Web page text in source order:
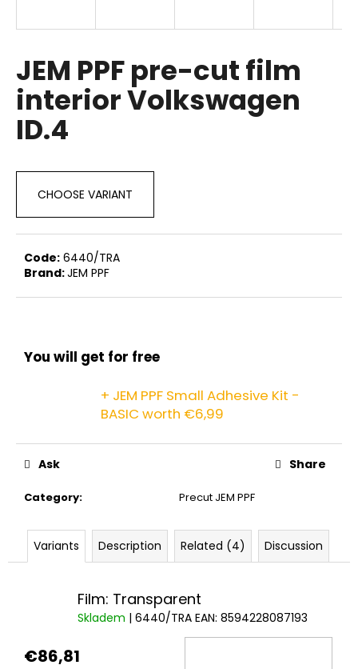
JEM PPF pre-cut film
interior Volkswagen
ID.4
CHOOSE VARIANT
Code: 6440/TRA
Brand:JEM PPF
You will get for free
+ JEM PPF Small Adhesive Kit -
BASIC worth €6,99
Category: Precut JEM PPF
Ask Share
Variants Description Related (4) Discussion
Film: Transparent
Skladem | 6440/TRA EAN: 8594228087193
€86,81
g
f
o
r
?
W
e
e
n
d